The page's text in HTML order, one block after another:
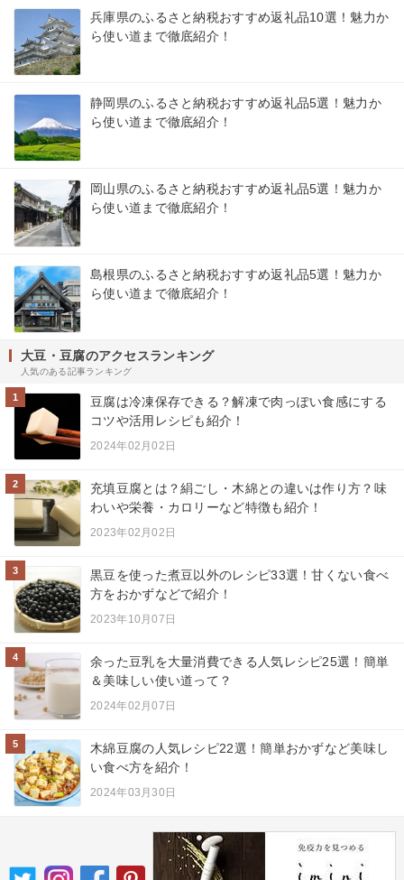
兵庫県のふるさと納税おすすめ返礼品10選！魅力か
ら使い道まで徹底紹介！
静岡県のふるさと納税おすすめ返礼品5選！魅力か
ら使い道まで徹底紹介！
岡山県のふるさと納税おすすめ返礼品5選！魅力か
ら使い道まで徹底紹介！
島根県のふるさと納税おすすめ返礼品5選！魅力か
ら使い道まで徹底紹介！
大豆・豆腐のアクセスランキング
人気のある記事ランキング
1
豆腐は冷凍保存できる？解凍で肉っぽい食感にする
コツや活用レシピも紹介！
2024年02月02日
2
充填豆腐とは？絹ごし・木綿との違いは作り方？味
わいや栄養・カロリーなど特徴も紹介！
2023年02月02日
3
黒豆を使った煮豆以外のレシピ33選！甘くない食べ
方をおかずなどで紹介！
2023年10月07日
4
余った豆乳を大量消費できる人気レシピ25選！簡単
＆美味しい使い道って？
2024年02月07日
5
木綿豆腐の人気レシピ22選！簡単おかずなど美味し
い食べ方を紹介！
2024年03月30日